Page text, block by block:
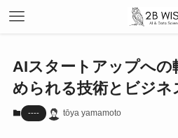
AIスタートアップへの
められる技術とビジネ
---- tōya yamamoto